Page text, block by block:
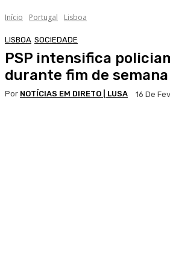
Início Portugal Lisboa
LISBOA SOCIEDADE
PSP intensifica
durante fim de
Por NOTÍCIAS EM DIRETO | LUSA 16 De